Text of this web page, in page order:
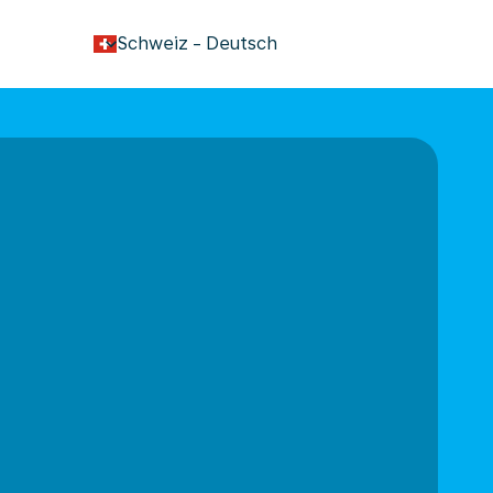
Schweiz - Deutsch
keyboard_arrow_down